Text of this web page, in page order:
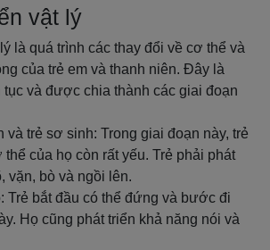
vật lý
là quá trình các thay đổi về cơ thể và
của trẻ em và thanh niên. Đây là
tục và được chia thành các giai đoạn
và trẻ sơ sinh: Trong giai đoạn này, trẻ
của họ còn rất yếu. Trẻ phải phát
vặn, bò và ngồi lên.
Trẻ bắt đầu có thể đứng và bước đi
Họ cũng phát triển khả năng nói và